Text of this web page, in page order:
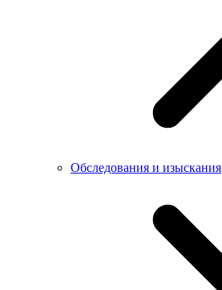
Обследования и изыскания